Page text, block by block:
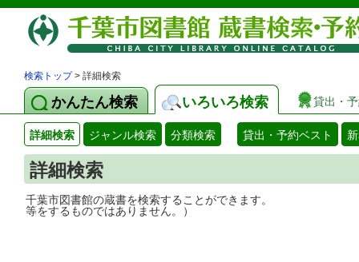
検索トップ> 詳細検索
かんたん検索 いろいろ検索 貸出・
詳細検索 ジャンル検索 分類検索 貸出・予約ベスト
詳細検索
千葉市図書館の蔵書を検索することがで
等をするものではありません。）